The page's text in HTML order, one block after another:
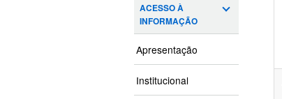
ACESSO À
INFORMAÇÃO
Apresentação
Institucional